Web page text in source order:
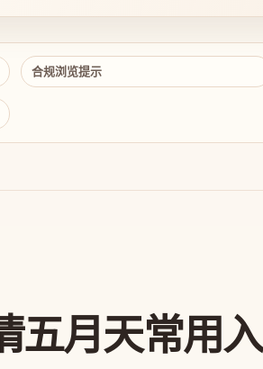
合规浏览提示
五月天常用